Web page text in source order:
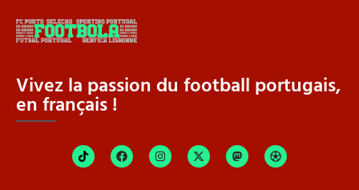
Vivez la passion du football portugais,
en français !